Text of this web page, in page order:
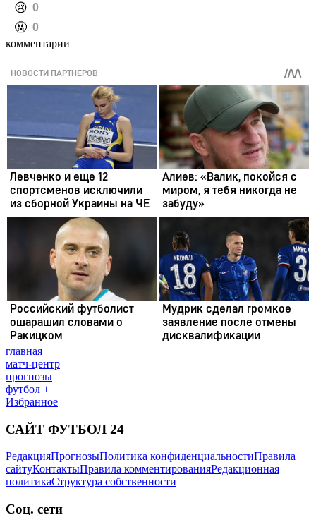
️😢 0
️🤬 0
комментарии
главная
матч-центр
прогнозы
футбол +
Избранное
САЙТ ФУТБОЛ 24
РедакцияПрогнозыПолитика конфиденциальностиПравила
сайтуКонтактыПравила комментированияРедакционная
политикаСтруктура собственности
Соц. сети